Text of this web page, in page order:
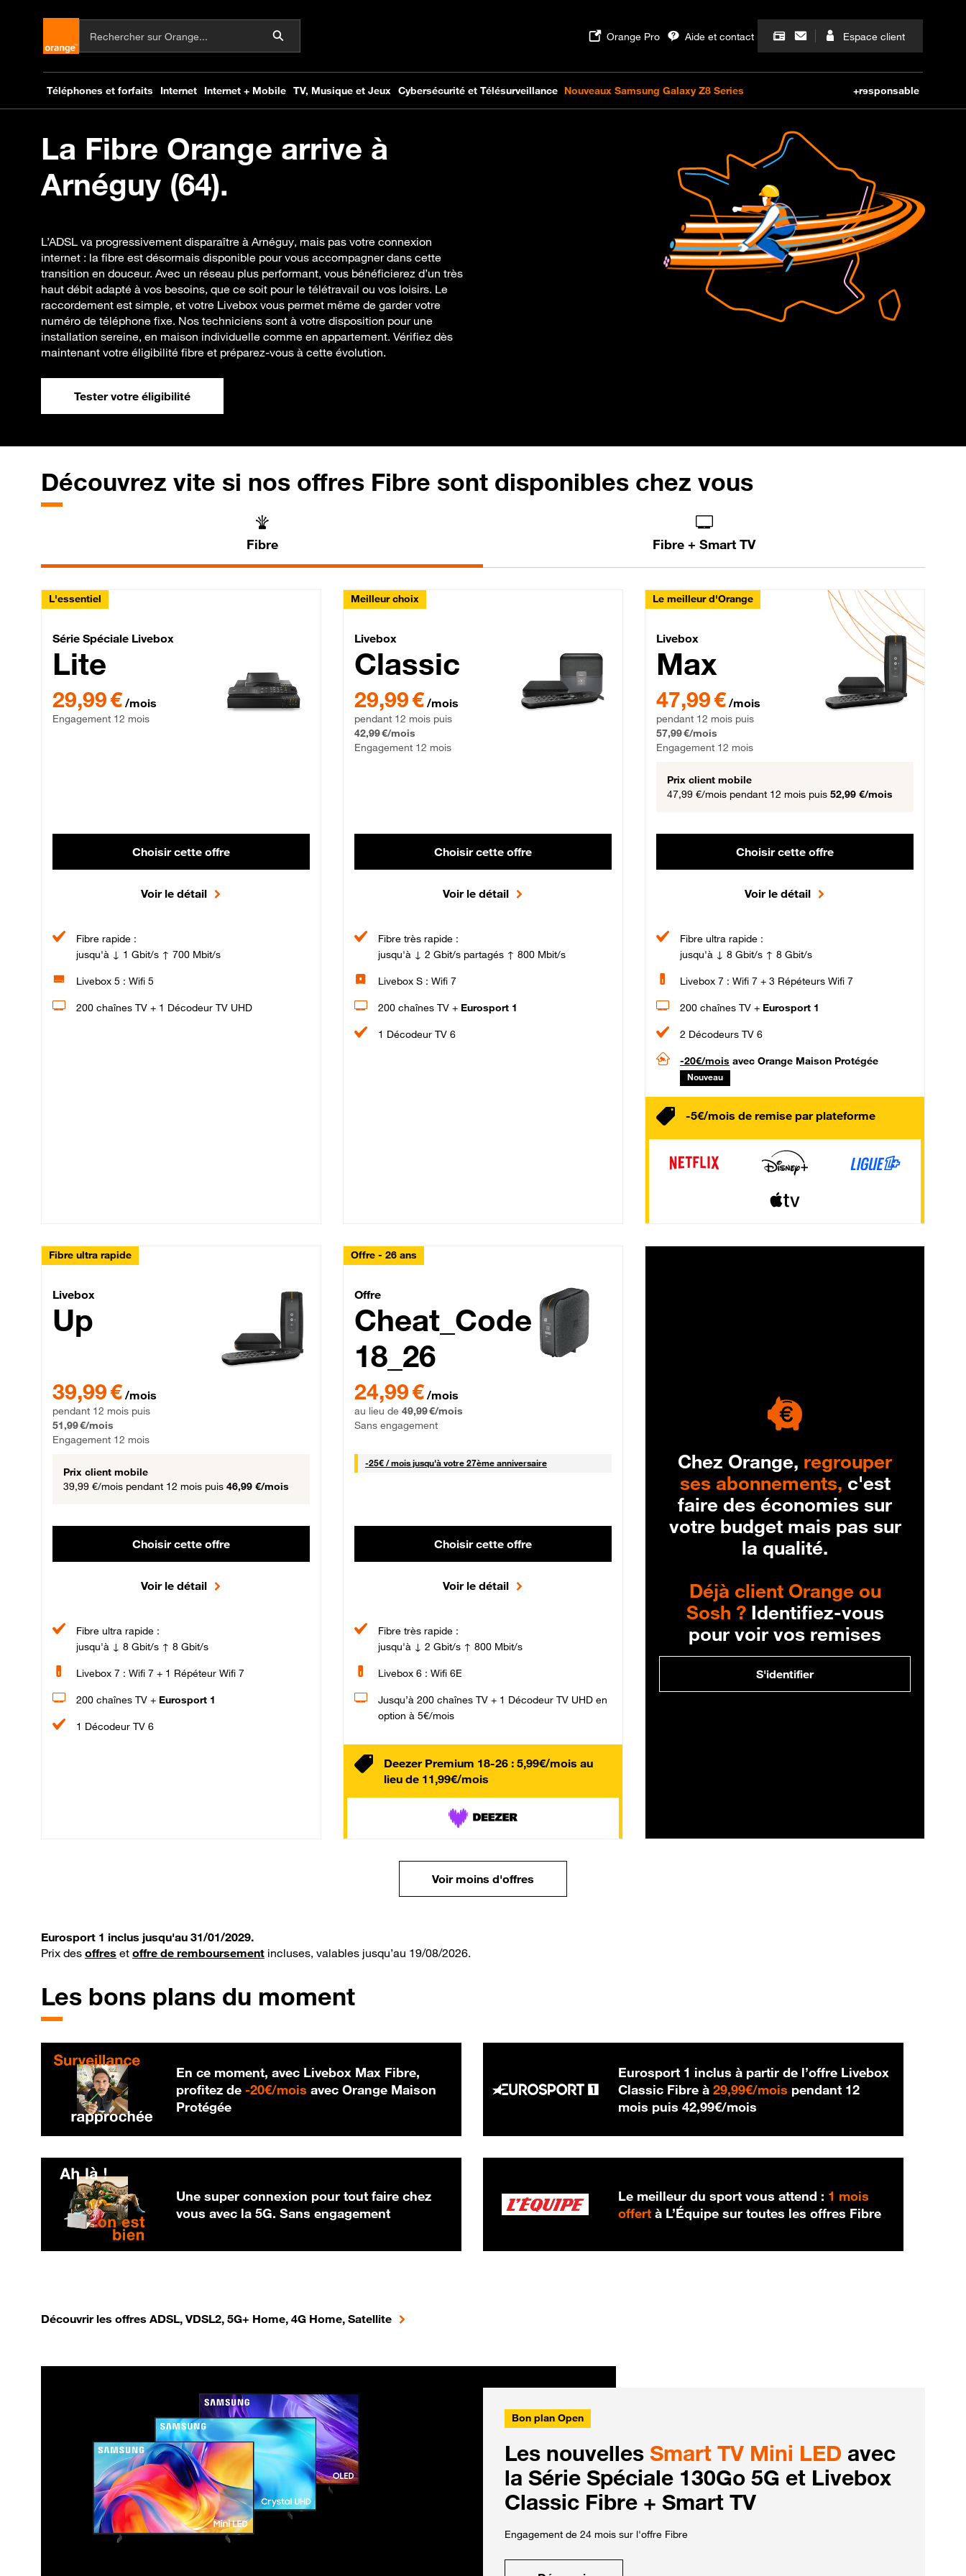
La Fibre Orange arrive à
Arnéguy (64).
L’ADSL va progressivement disparaître à Arnéguy, mais pas votre connexion
internet : la fibre est désormais disponible pour vous accompagner dans cette
transition en douceur. Avec un réseau plus performant, vous bénéficierez d’un très
haut débit adapté à vos besoins, que ce soit pour le télétravail ou vos loisirs. Le
raccordement est simple, et votre Livebox vous permet même de garder votre
numéro de téléphone fixe. Nos techniciens sont à votre disposition pour une
installation sereine, en maison individuelle comme en appartement. Vérifiez dès
maintenant votre éligibilité fibre et préparez-vous à cette évolution.
Tester votre éligibilité
Découvrez vite si nos offres Fibre sont disponibles chez vous
Fibre Fibre + Smart TV
L'essentiel
Série Spéciale Livebox Lite Fibre
Série Spéciale Livebox
Lite
29,99 € par mois , Engagement 12 mois
29,99 € /mois
Engagement 12 mois
Choisir cette offre
Voir le détail
Fibre rapide :
jusqu'à ↓ 1 Gbit/s ↑ 700 Mbit/s
Livebox 5 : Wifi 5
200 chaînes TV + 1 Décodeur TV UHD
Meilleur choix
Livebox Classic Fibre
Livebox
Classic
29,99 € par mois pendant 12 mois puis 42,99 € par mois, Engagement 12 mois
29,99 € /mois
pendant 12 mois puis
42,99 €/mois
Engagement 12 mois
Choisir cette offre
Voir le détail
Fibre très rapide :
jusqu'à ↓ 2 Gbit/s partagés ↑ 800 Mbit/s
Livebox S : Wifi 7
200 chaînes TV + Eurosport 1
1 Décodeur TV 6
Le meilleur d'Orange
Livebox Max Fibre
Livebox
Max
47,99 € par mois pendant 12 mois puis 57,99 € par mois,
47,99 € /mois
pendant 12 mois puis
57,99 €/mois
Engagement 12 mois
Prix client mobile
47,99 €/mois pendant 12 mois puis 52,99 €/mois
Choisir cette offre
Voir le détail
Fibre ultra rapide :
jusqu'à ↓ 8 Gbit/s ↑ 8 Gbit/s
Livebox 7 : Wifi 7 + 3 Répéteurs Wifi 7
200 chaînes TV + Eurosport 1
2 Décodeurs TV 6
-20€/mois avec Orange Maison Protégée
Nouveau
-5€/mois de remise par plateforme
Fibre ultra rapide
Livebox Up Fibre
Livebox
Up
39,99 € /mois
pendant 12 mois puis
51,99 €/mois
Engagement 12 mois
Prix client mobile
39,99 €/mois pendant 12 mois puis 46,99 €/mois
Choisir cette offre
Voir le détail
Fibre ultra rapide :
jusqu'à ↓ 8 Gbit/s ↑ 8 Gbit/s
Livebox 7 : Wifi 7 + 1 Répéteur Wifi 7
200 chaînes TV + Eurosport 1
1 Décodeur TV 6
Offre - 26 ans
Cheat_Code Fibre_18_26
Offre
Cheat_Code
18_26
24,99 € /mois
au lieu de 49,99 €/mois
Sans engagement
-25€ / mois25 € par mois
jusqu'à votre 27ème anniversaire
Choisir cette offre
Voir le détail
Fibre très rapide :
jusqu'à ↓ 2 Gbit/s ↑ 800 Mbit/s
Livebox 6 : Wifi 6E
Jusqu’à 200 chaînes TV + 1 Décodeur TV UHD en
option à 5€/mois
Deezer Premium 18-26 : 5,99€/mois au
lieu de 11,99€/mois
Chez Orange, regrouper
ses abonnements, c'est
faire des économies sur
votre budget mais pas sur
la qualité.
Déjà client Orange ou
Sosh ?Identifiez-vous
pour voir vos remises
S'identifier
Voir moins d'offres
Eurosport 1 inclus jusqu'au 31/01/2029.
Prix des offres et offre de remboursement incluses, valables jusqu’au 19/08/2026.
Les bons plans du moment
En ce moment, avec Livebox Max Fibre,
profitez de -20€/mois 20 € par mois
avec Orange Maison
Protégée
Eurosport 1 inclus à partir de l’offre Livebox
Classic Fibre à29,99€/mois 29,99 € par mois
pendant 12
mois puis42,99€/mois
Une super connexion pour tout faire chez
vous avec la 5G. Sans engagement
Le meilleur du sport vous attend : 1 mois
offert à L’Équipe sur toutes les offres Fibre
Découvrir les offres ADSL, VDSL2, 5G+ Home, 4G Home, Satellite
Bon plan Open
Les nouvelles Smart TV Mini LED avec
la Série Spéciale 130Go 5G et Livebox
Classic Fibre + Smart TV
Engagement de 24 mois sur l'offre Fibre